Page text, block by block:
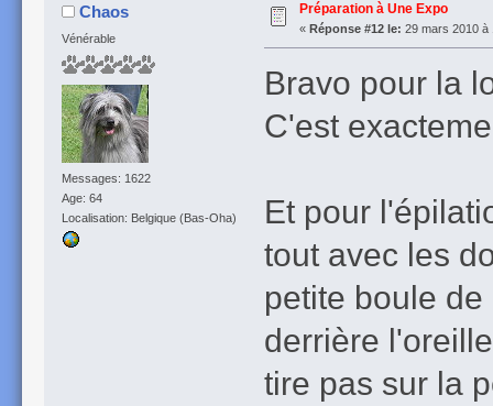
Chaos
Vénérable
Messages: 1622
Age: 64
Localisation: Belgique (Bas-Oha)
Préparation à Une Expo
« Réponse #12 le: 29 mars 2010 à
Bravo pour la
C'est
Et pour
tout avec les
petite boule de
derrière
tire pas sur la